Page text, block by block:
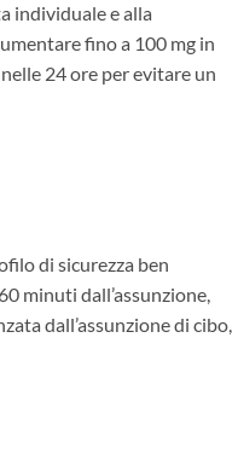
individuale e alla
fino a 100 mg in
24 ore per evitare un
di sicurezza ben
minuti dall’assunzione,
dall’assunzione di cibo,